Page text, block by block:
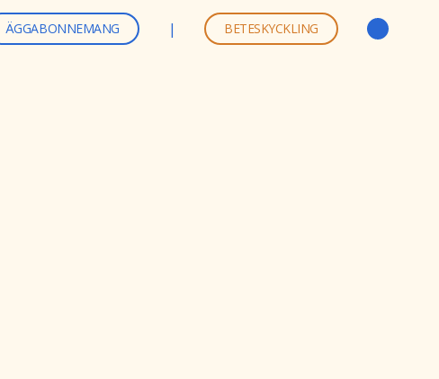
ÄGGABONNEMANG | BETESKYCKLING